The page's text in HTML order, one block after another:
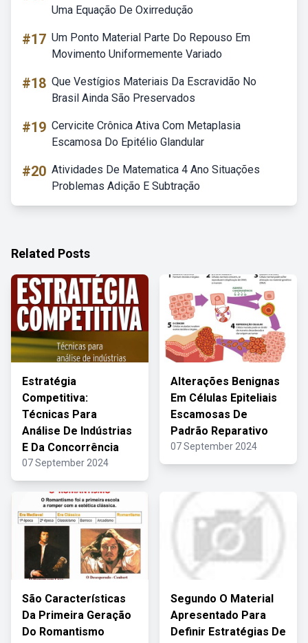
Uma Equação De Oxirredução
#17 Um Ponto Material Parte Do Repouso Em
Movimento Uniformemente Variado
#18 Que Vestígios Materiais Da Escravidão No
Brasil Ainda São Preservados
#19 Cervicite Crônica Ativa Com Metaplasia
Escamosa Do Epitélio Glandular
#20 Atividades De Matematica 4 Ano Situações
Problemas Adição E Subtração
Related Posts
Estratégia
Competitiva:
Técnicas Para
Análise De Indústrias
E Da Concorrência
07 September 2024
Alterações Benignas
Em Células Epiteliais
Escamosas De
Padrão Reparativo
07 September 2024
São Características
Da Primeira Geração
Do Romantismo
Segundo O Material
Apresentado Para
Definir Estratégias De